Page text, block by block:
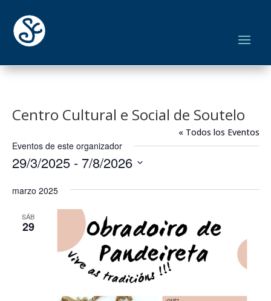
Centro Cultural e Social de Soutelo
« Todos los Eventos
Eventos de este organizador
29/3/2025 - 7/8/2026
fecha.
marzo 2025
SÁB
29